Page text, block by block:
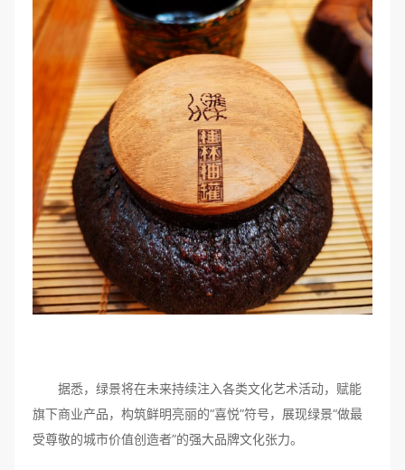
据悉，绿景将在未来持续注入各类文化艺术活动，赋能
旗下商业产品，构筑鲜明亮丽的“喜悦”符号，展现绿景“做最
受尊敬的城市价值创造者”的强大品牌文化张力。